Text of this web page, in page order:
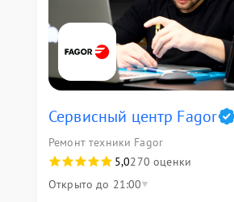
Сервисный центр Fagor
Ремонт техники Fagor
5,0270 оценки
Открыто до 21:00